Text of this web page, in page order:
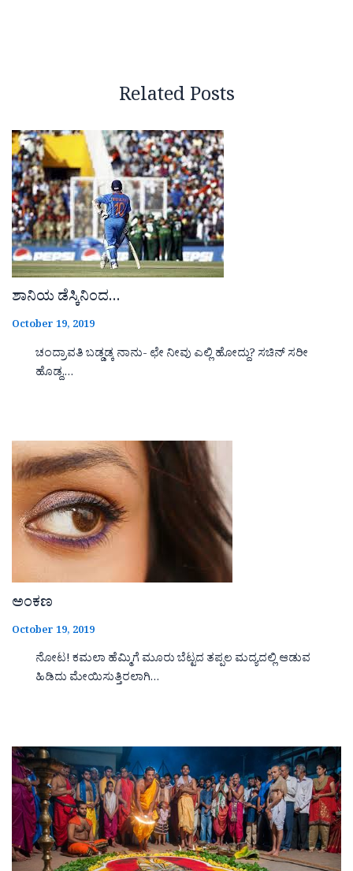
Related Posts
ಶಾನಿಯ ಡೆಸ್ಕಿನಿಂದ…
October 19, 2019
ಚಂದ್ರಾವತಿ ಬಡ್ಡಡ್ಕ ನಾನು- ಛೇ ನೀವು ಎಲ್ಲಿ ಹೋದ್ದು? ಸಚಿನ್ ಸರೀ
ಹೊಡ್ದ,…
ಅಂಕಣ
October 19, 2019
ನೋಟ! ಕಮಲಾ ಹೆಮ್ಮಿಗೆ ಮೂರು ಬೆಟ್ಟದ ತಪ್ಪಲ ಮದ್ಯದಲ್ಲಿ ಆಡುವ
ಹಿಡಿದು ಮೇಯಿಸುತ್ತಿರಲಾಗಿ…